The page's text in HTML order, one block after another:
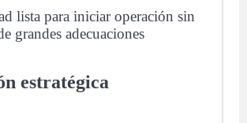
lista para iniciar operación sin
grandes adecuaciones
estratégica